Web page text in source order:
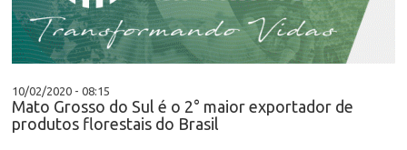
10/02/2020 - 08:15
Mato Grosso do Sul é o 2° maior exportador de
produtos florestais do Brasil